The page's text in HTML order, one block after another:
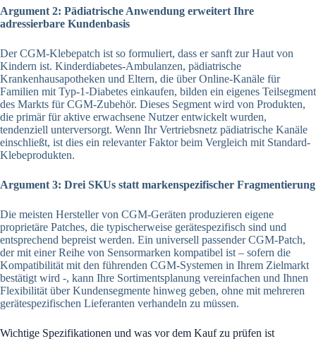
Argument 2: Pädiatrische Anwendung erweitert Ihre
adressierbare Kundenbasis
Der CGM-Klebepatch ist so formuliert, dass er sanft zur Haut von
Kindern ist. Kinderdiabetes-Ambulanzen, pädiatrische
Krankenhausapotheken und Eltern, die über Online-Kanäle für
Familien mit Typ-1-Diabetes einkaufen, bilden ein eigenes Teilsegment
des Markts für CGM-Zubehör. Dieses Segment wird von Produkten,
die primär für aktive erwachsene Nutzer entwickelt wurden,
tendenziell unterversorgt. Wenn Ihr Vertriebsnetz pädiatrische Kanäle
einschließt, ist dies ein relevanter Faktor beim Vergleich mit Standard-
Klebeprodukten.
Argument 3: Drei SKUs statt markenspezifischer Fragmentierung
Die meisten Hersteller von CGM-Geräten produzieren eigene
proprietäre Patches, die typischerweise gerätespezifisch sind und
entsprechend bepreist werden. Ein universell passender CGM-Patch,
der mit einer Reihe von Sensormarken kompatibel ist – sofern die
Kompatibilität mit den führenden CGM-Systemen in Ihrem Zielmarkt
bestätigt wird -, kann Ihre Sortimentsplanung vereinfachen und Ihnen
Flexibilität über Kundensegmente hinweg geben, ohne mit mehreren
gerätespezifischen Lieferanten verhandeln zu müssen.
Wichtige Spezifikationen und was vor dem Kauf zu prüfen ist